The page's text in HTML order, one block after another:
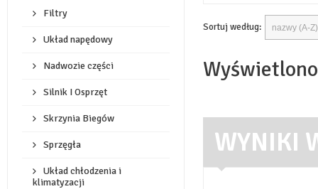
Filtry
Układ napędowy
Nadwozie części
Silnik I Osprzęt
Skrzynia Biegów
Sprzęgła
Układ chłodzenia i
klimatyzacji
Sortuj według:
WYNIKI